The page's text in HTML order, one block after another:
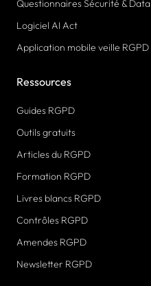
Questionnaires Sécurité & Data
Logiciel AI Act
Application mobile veille RGPD
Ressources
Guides RGPD
Outils gratuits
Articles du RGPD
Formation RGPD
Livres blancs RGPD
Contrôles RGPD
Amendes RGPD
Newsletter RGPD